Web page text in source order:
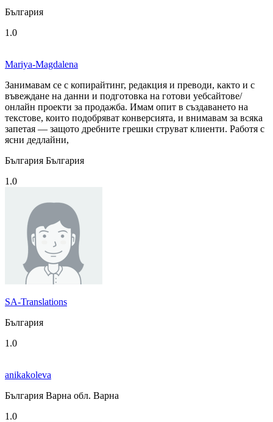
България
1.0
Mariya-Magdalena
Занимавам се с копирайтинг, редакция и преводи, както и с
въвеждане на данни и подготовка на готови уебсайтове/
онлайн проекти за продажба. Имам опит в създаването на
текстове, които подобряват конверсията, и внимавам за всяка
запетая — защото дребните грешки струват клиенти. Работя с
ясни дедлайни,
България България
1.0
SA-Translations
България
1.0
anikakoleva
България Варна обл. Варна
1.0